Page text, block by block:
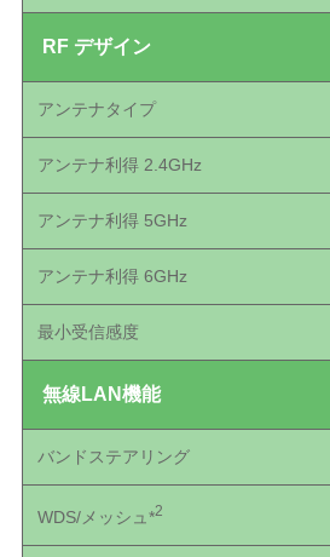
RF デザイン
アンテナタイプ
アンテナ利得 2.4GHz
アンテナ利得 5GHz
アンテナ利得 6GHz
最⼩受信感度
無線LAN機能
バンドステアリング
WDS/メッシュ*2